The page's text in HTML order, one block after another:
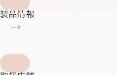
製品情報